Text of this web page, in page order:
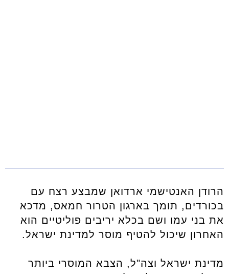
הרודן האנטישמי ארדואן שמבצע רצח עם
בכורדים, תומך בארגון הטרור חמאס, מדכא
את בני עמו ושם בכלא יריבים פוליטיים הוא
האחרון שיכול להטיף מוסר למדינת ישראל.
מדינת ישראל וצה"ל, הצבא המוסרי ביותר